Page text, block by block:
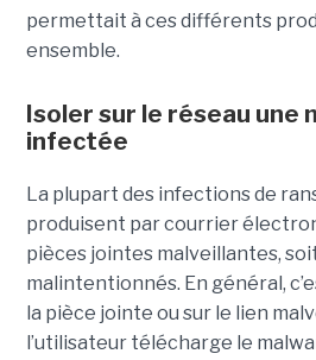
permettait à ces différents
ensemble.
Isoler sur le réseau une
infectée
La plupart des infections de
produisent par courrier
pièces jointes malveillantes,
malintentionnés. En général,
la pièce jointe ou sur le lien
l’utilisateur télécharge le